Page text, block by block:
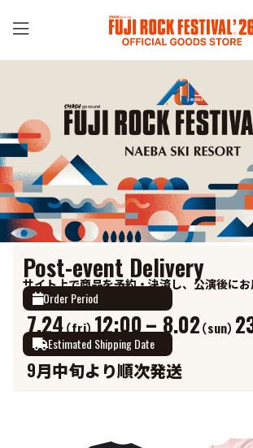
Post-event Delivery
サイト上で商品を予約・決済し、公演後にお
Order Period
7.24（fri）12:00-8.02（sun）
Estimated Shipping Date
9月中旬より順次発送